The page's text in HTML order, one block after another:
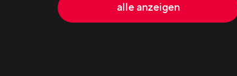
alle anzeigen